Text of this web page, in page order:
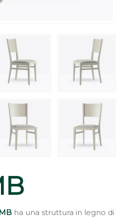
ha una struttura in legno di